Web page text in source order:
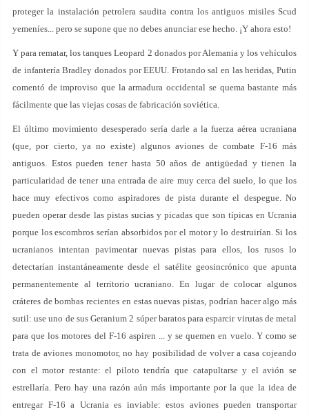
proteger la instalación petrolera saudita contra los antiguos misiles Scud
yemeníes... pero se supone que no debes anunciar ese hecho. ¡Y ahora esto!
Y para rematar, los tanques Leopard 2 donados por Alemania y los vehículos
de infantería Bradley donados por EEUU. Frotando sal en las heridas, Putin
comentó de improviso que la armadura occidental se quema bastante más
fácilmente que las viejas cosas de fabricación soviética.
El último movimiento desesperado sería darle a la fuerza aérea ucraniana
(que, por cierto, ya no existe) algunos aviones de combate F-16 más
antiguos. Estos pueden tener hasta 50 años de antigüedad y tienen la
particularidad de tener una entrada de aire muy cerca del suelo, lo que los
hace muy efectivos como aspiradores de pista durante el despegue. No
pueden operar desde las pistas sucias y picadas que son típicas en Ucrania
porque los escombros serían absorbidos por el motor y lo destruirían. Si los
ucranianos intentan pavimentar nuevas pistas para ellos, los rusos lo
detectarían instantáneamente desde el satélite geosincrónico que apunta
permanentemente al territorio ucraniano. En lugar de colocar algunos
cráteres de bombas recientes en estas nuevas pistas, podrían hacer algo más
sutil: use uno de sus Geranium 2 súper baratos para esparcir virutas de metal
para que los motores del F-16 aspiren ... y se quemen en vuelo. Y como se
trata de aviones monomotor, no hay posibilidad de volver a casa cojeando
con el motor restante: el piloto tendría que catapultarse y el avión se
estrellaría. Pero hay una razón aún más importante por la que la idea de
entregar F-16 a Ucrania es inviable: estos aviones pueden transportar